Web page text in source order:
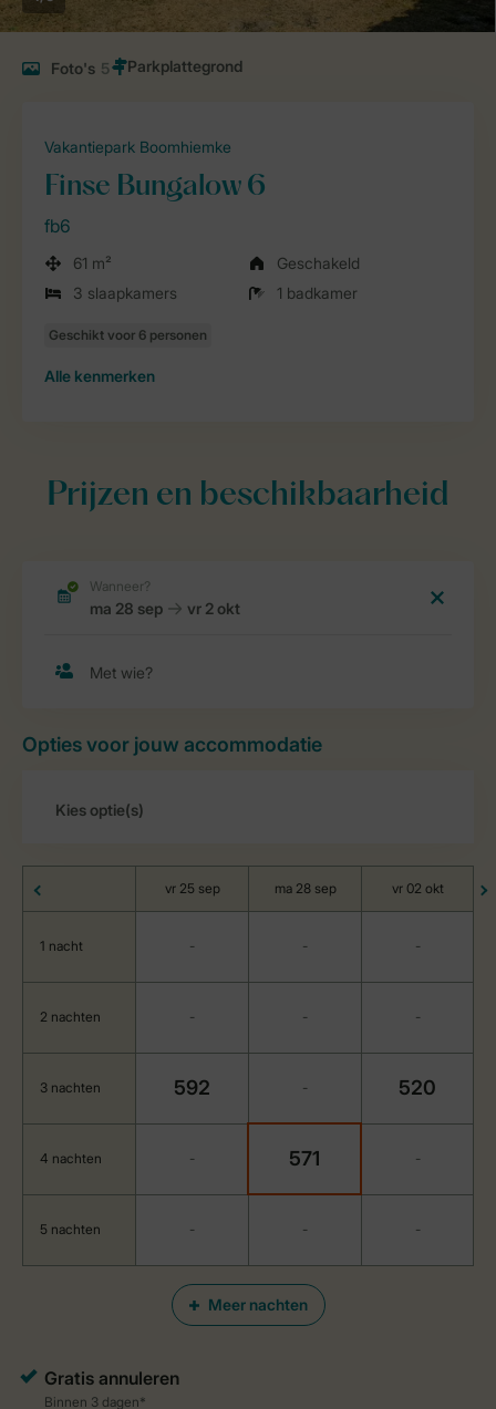
Foto's 5
Vakantiepark Boomhiemke
Finse Bungalow 6
fb6
61 m²
Geschakeld
3 slaapkamers
1 badkamer
Alle kenmerken
Prijzen en beschikbaarheid
Opties voor jouw accommodatie
Meer nachten
vr 25 sep ma 28 sep vr 02 okt
1 nacht - - -
2 nachten - - -
3 nachten 592 - 520
4 nachten - 571 -
5 nachten - - -